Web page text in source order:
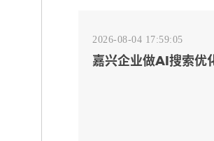
2026-08-04 17:59:05
嘉兴企业做AI搜索优